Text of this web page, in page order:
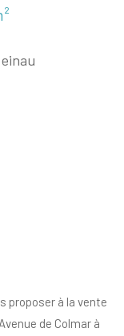
proposer à la vente
de Colmar à